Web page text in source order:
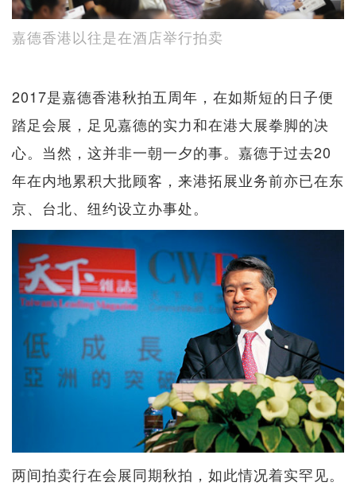
嘉德香港以往是在酒店举行拍卖
2017是嘉德香港秋拍五周年，在如斯短的日子便
踏足会展，足见嘉德的实力和在港大展拳脚的决
心。当然，这并非一朝一夕的事。嘉德于过去20
年在内地累积大批顾客，来港拓展业务前亦已在东
京、台北、纽约设立办事处。
两间拍卖行在会展同期秋拍，如此情况着实罕见。